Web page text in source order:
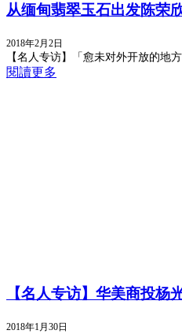
从缅甸翡翠玉石出发陈荣
2018年2月2日
【名人专访】「愈未对外开放的地
閱讀更多
【名人专访】华美商投杨
2018年1月30日